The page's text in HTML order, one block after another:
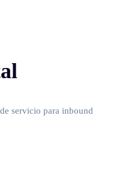
servicio para inbound